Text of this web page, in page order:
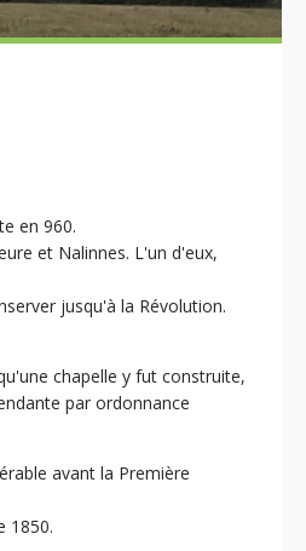
en 960.
et Nalinnes. L'un d'eux,
jusqu'à la Révolution.
chapelle y fut construite,
par ordonnance
avant la Première
1850.